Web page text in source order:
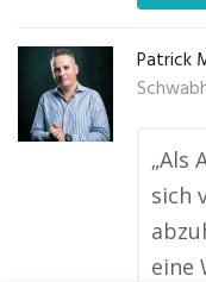
Patrick
„Als
sich
eine